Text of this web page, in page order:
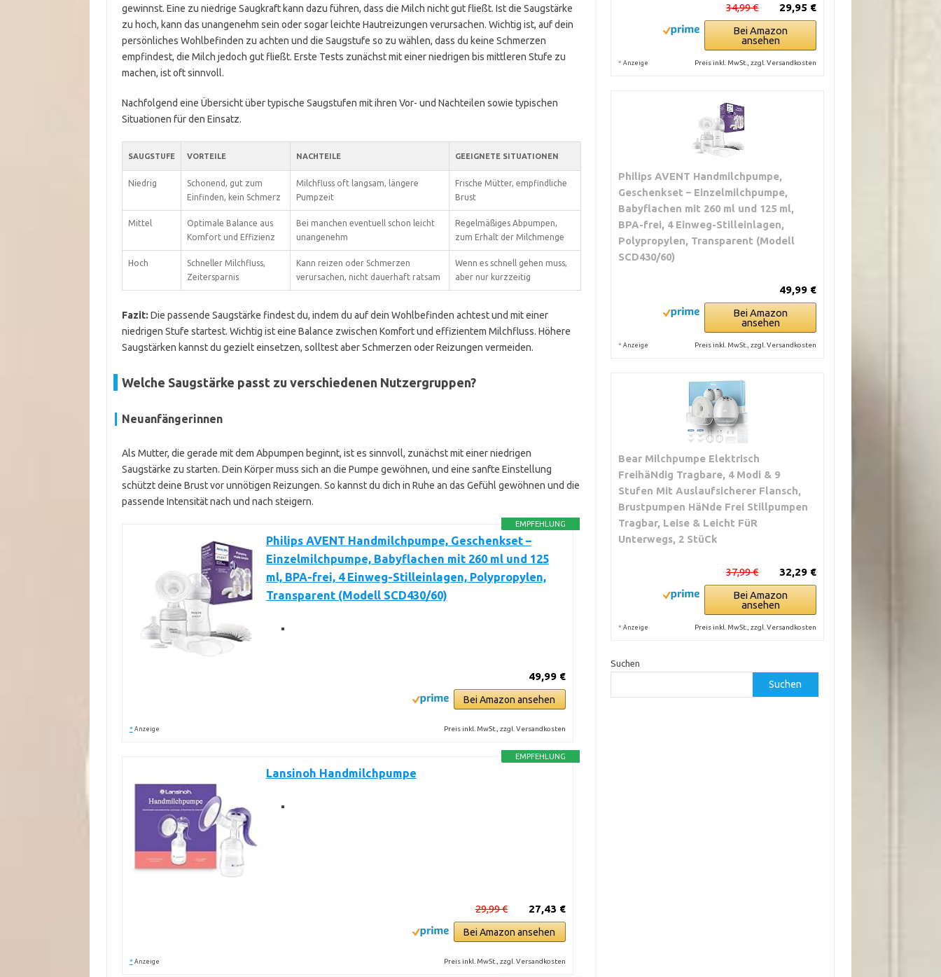
gewinnst. Eine zu niedrige Saugkraft kann dazu führen, dass die Milch nicht gut fließt. Ist die Saugstärke
zu hoch, kann das unangenehm sein oder sogar leichte Hautreizungen verursachen. Wichtig ist, auf dein
persönliches Wohlbefinden zu achten und die Saugstufe so zu wählen, dass du keine Schmerzen
empfindest, die Milch jedoch gut fließt. Erste Tests zunächst mit einer niedrigen bis mittleren Stufe zu
machen, ist oft sinnvoll.
Nachfolgend eine Übersicht über typische Saugstufen mit ihren Vor- und Nachteilen sowie typischen
Situationen für den Einsatz.
SAUGSTUFE VORTEILE NACHTEILE GEEIGNETE SITUATIONEN
Niedrig
Schonend, gut zum
Einfinden, kein Schmerz
Milchfluss oft langsam, längere
Pumpzeit
Frische Mütter, empfindliche
Brust
Mittel
Optimale Balance aus
Komfort und Effizienz
Bei manchen eventuell schon leicht
unangenehm
Regelmäßiges Abpumpen,
zum Erhalt der Milchmenge
Hoch
Schneller Milchfluss,
Zeitersparnis
Kann reizen oder Schmerzen
verursachen, nicht dauerhaft ratsam
Wenn es schnell gehen muss,
aber nur kurzzeitig
Fazit: Die passende Saugstärke findest du, indem du auf dein Wohlbefinden achtest und mit einer
niedrigen Stufe startest. Wichtig ist eine Balance zwischen Komfort und effizientem Milchfluss. Höhere
Saugstärken kannst du gezielt einsetzen, solltest aber Schmerzen oder Reizungen vermeiden.
Welche Saugstärke passt zu verschiedenen Nutzergruppen?
Neuanfängerinnen
Als Mutter, die gerade mit dem Abpumpen beginnt, ist es sinnvoll, zunächst mit einer niedrigen
Saugstärke zu starten. Dein Körper muss sich an die Pumpe gewöhnen, und eine sanfte Einstellung
schützt deine Brust vor unnötigen Reizungen. So kannst du dich in Ruhe an das Gefühl gewöhnen und die
passende Intensität nach und nach steigern.
EMPFEHLUNG
Philips AVENT Handmilchpumpe, Geschenkset –
Einzelmilchpumpe, Babyflachen mit 260 ml und 125
ml, BPA-frei, 4 Einweg-Stilleinlagen, Polypropylen,
Transparent (Modell SCD430/60)
49,99 €
Bei Amazon ansehen
* Anzeige Preis inkl. MwSt., zzgl. Versandkosten
EMPFEHLUNG
Lansinoh Handmilchpumpe
27,43 €
29,99 €
Bei Amazon ansehen
* Anzeige Preis inkl. MwSt., zzgl. Versandkosten
29,95 €
34,99 €
Bei Amazon
ansehen
* Anzeige Preis inkl. MwSt., zzgl. Versandkosten
Philips AVENT Handmilchpumpe,
Geschenkset – Einzelmilchpumpe,
Babyflachen mit 260 ml und 125 ml,
BPA-frei, 4 Einweg-Stilleinlagen,
Polypropylen, Transparent (Modell
SCD430/60)
49,99 €
Bei Amazon
ansehen
* Anzeige Preis inkl. MwSt., zzgl. Versandkosten
Bear Milchpumpe Elektrisch
FreihäNdig Tragbare, 4 Modi & 9
Stufen Mit Auslaufsicherer Flansch,
Brustpumpen HäNde Frei Stillpumpen
Tragbar, Leise & Leicht FüR
Unterwegs, 2 StüCk
32,29 €
37,99 €
Bei Amazon
ansehen
* Anzeige Preis inkl. MwSt., zzgl. Versandkosten
Suchen
Suchen